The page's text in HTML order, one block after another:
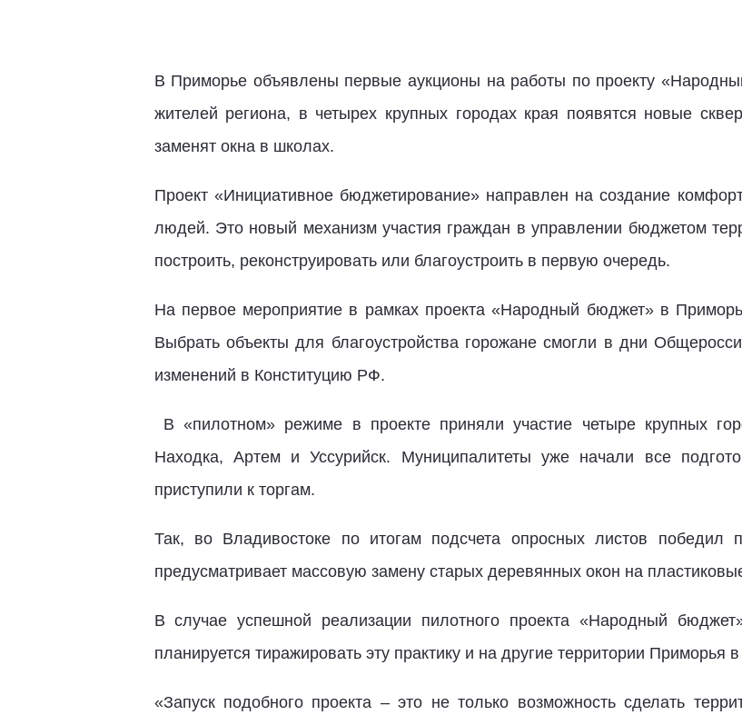
В Приморье объявлены первые аукционы на работы по проекту
жителей региона, в четырех крупных городах края появятся новые
заменят окна в школах.
Проект «Инициативное бюджетирование» направлен на создание
людей. Это новый механизм участия граждан в управлении бюджетом
построить, реконструировать или благоустроить в первую очередь.
На первое мероприятие в рамках проекта «Народный бюджет» в
Выбрать объекты для благоустройства горожане смогли в дни
изменений в Конституцию РФ.
В «пилотном» режиме в проекте приняли участие четыре крупных
Находка, Артем и Уссурийск. Муниципалитеты уже начали все
приступили к торгам.
Так, во Владивостоке по итогам подсчета опросных листов победил
предусматривает массовую замену старых деревянных окон на
В случае успешной реализации пилотного проекта «Народный
планируется тиражировать эту практику и на другие территории Приморья
«Запуск подобного проекта – это не только возможность сделать